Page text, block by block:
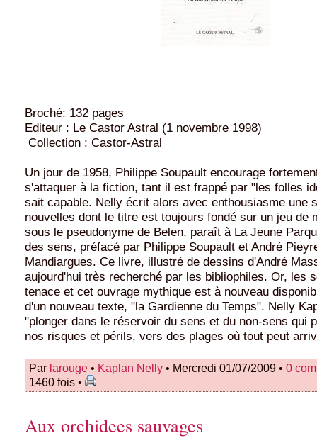
Broché: 132 pages
Editeur : Le Castor Astral (1 novembre 1998)
Collection : Castor-Astral
Un jour de 1958, Philippe Soupault encourage
s'attaquer à la fiction, tant il est frappé par "les folles
sait capable. Nelly écrit alors avec enthousiasme une
nouvelles dont le titre est toujours fondé sur un jeu de
sous le pseudonyme de Belen, paraît à La Jeune
des sens, préfacé par Philippe Soupault et André
Mandiargues. Ce livre, illustré de dessins d'André
aujourd'hui très recherché par les bibliophiles. Or, les
tenace et cet ouvrage mythique est à nouveau
d'un nouveau texte, "la Gardienne du Temps". Nelly
"plonger dans le réservoir du sens et du non-sens qui
nos risques et périls, vers des plages où tout peut
Par larouge • Kaplan Nelly • Mercredi 01/07/2009 • 0
1460 fois •
Aux orchidees sauvages